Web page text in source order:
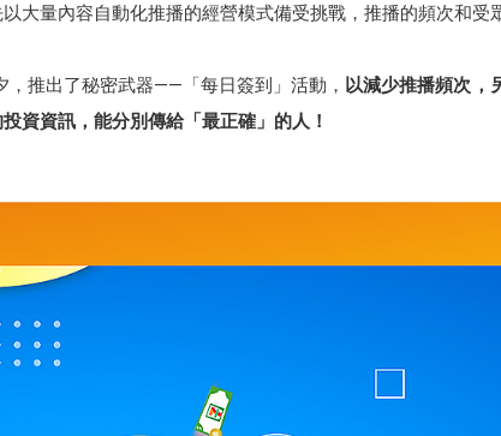
大量內容自動化推播的經營模式備受挑戰，推播的頻次和受
，推出了秘密武器——「每日簽到」活動， 以減少推播頻次，
資資訊，能分別傳給「最正確」的人！